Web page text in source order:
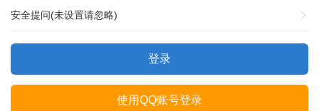
安全提问(未设置请忽略)
登录
使用QQ账号登录